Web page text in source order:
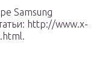
Samsung
http://www.x-